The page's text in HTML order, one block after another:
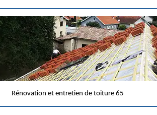
Rénovation et entretien de toiture 65